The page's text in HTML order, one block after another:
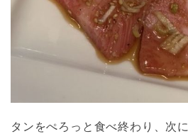
タンをぺろっと食べ終わり、次に